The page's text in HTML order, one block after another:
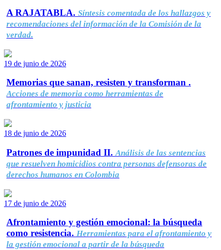
A RAJATABLA. Síntesis comentada de los hallazgos y
recomendaciones del información de la Comisión de la
verdad.
19 de junio de 2026
Memorias que sanan, resisten y transforman .
Acciones de memoria como herramientas de
afrontamiento y justicia
18 de junio de 2026
Patrones de impunidad II. Análisis de las sentencias
que resuelven homicidios contra personas defensoras de
derechos humanos en Colombia
17 de junio de 2026
Afrontamiento y gestión emocional: la búsqueda
como resistencia. Herramientas para el afrontamiento y
la gestión emocional a partir de la búsqueda